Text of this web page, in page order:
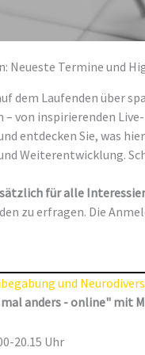
Neueste Termine und
dem Laufenden über
von inspirierenden
entdecken Sie, was
Weiterentwicklung.
für alle
zu erfragen. Die
und
anders - online" mit
20.15 Uhr